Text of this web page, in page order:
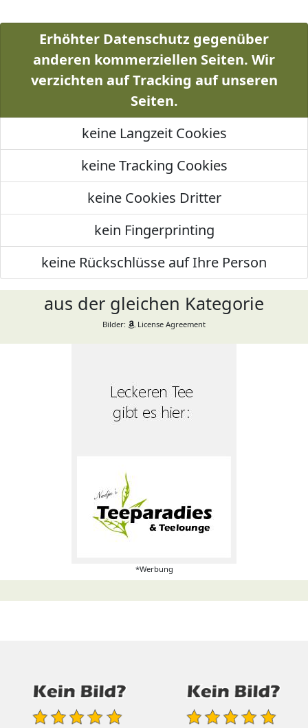
Erhöhter Datenschutz gegenüber
anderen kommerziellen Seiten. Wir
verzichten auf Tracking auf unseren
Seiten.
keine Langzeit Cookies
keine Tracking Cookies
keine Cookies Dritter
kein Fingerprinting
keine Rückschlüsse auf Ihre Person
aus der gleichen Kategorie
Bilder: License Agreement
*Werbung